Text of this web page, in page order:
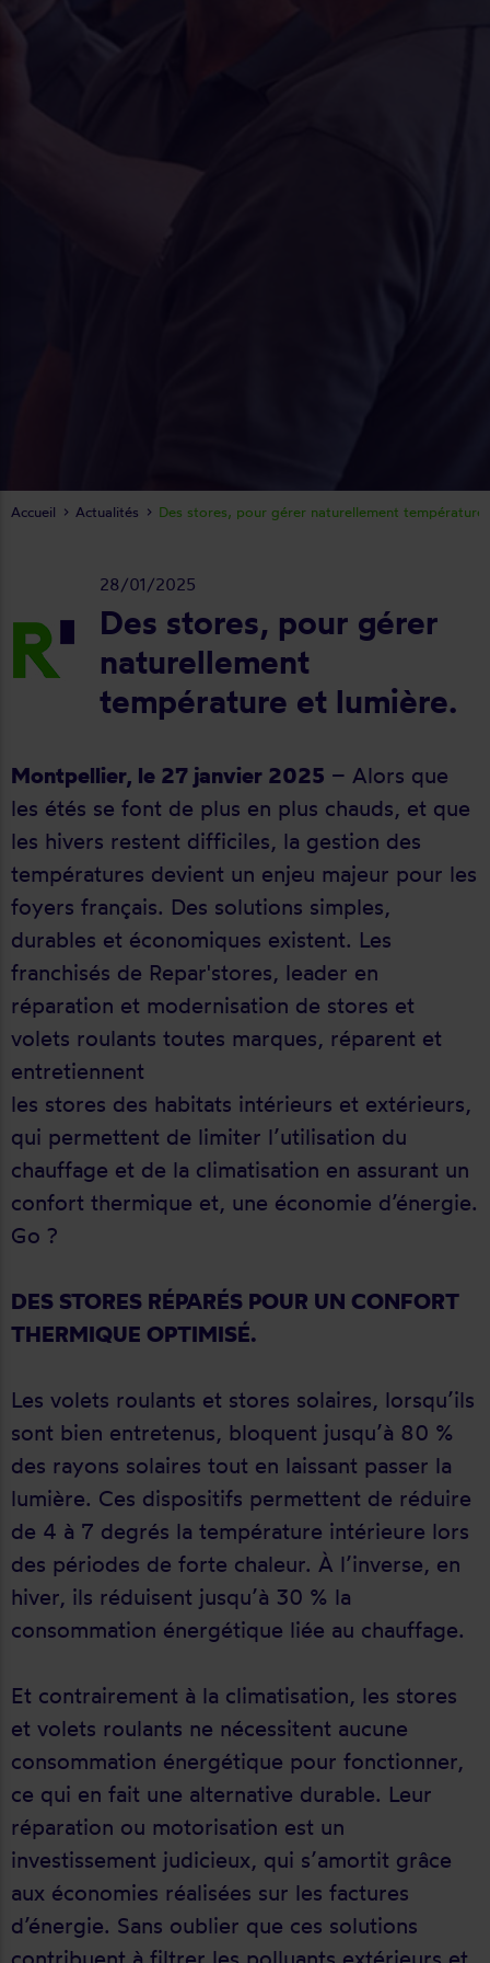
28/01/2025
Des stores, pour gérer
naturellement
température et lumière.
Montpellier, le 27 janvier 2025 – Alors que
les étés se font de plus en plus chauds, et que
les hivers restent difficiles, la gestion des
températures devient un enjeu majeur pour les
foyers français. Des solutions simples,
durables et économiques existent. Les
franchisés de Repar'stores, leader en
réparation et modernisation de stores et
volets roulants toutes marques, réparent et
entretiennent
les stores des habitats intérieurs et extérieurs,
qui permettent de limiter l’utilisation du
chauffage et de la climatisation en assurant un
confort thermique et, une économie d’énergie.
Go ?
DES STORES RÉPARÉS POUR UN CONFORT
THERMIQUE OPTIMISÉ.
Les volets roulants et stores solaires, lorsqu’ils
sont bien entretenus, bloquent jusqu’à 80 %
des rayons solaires tout en laissant passer la
lumière. Ces dispositifs permettent de réduire
de 4 à 7 degrés la température intérieure lors
des périodes de forte chaleur. À l’inverse, en
hiver, ils réduisent jusqu’à 30 % la
consommation énergétique liée au chauffage.
Et contrairement à la climatisation, les stores
et volets roulants ne nécessitent aucune
consommation énergétique pour fonctionner,
ce qui en fait une alternative durable. Leur
réparation ou motorisation est un
investissement judicieux, qui s’amortit grâce
aux économies réalisées sur les factures
d’énergie. Sans oublier que ces solutions
Accueil Actualités Des stores, pour gérer naturellement